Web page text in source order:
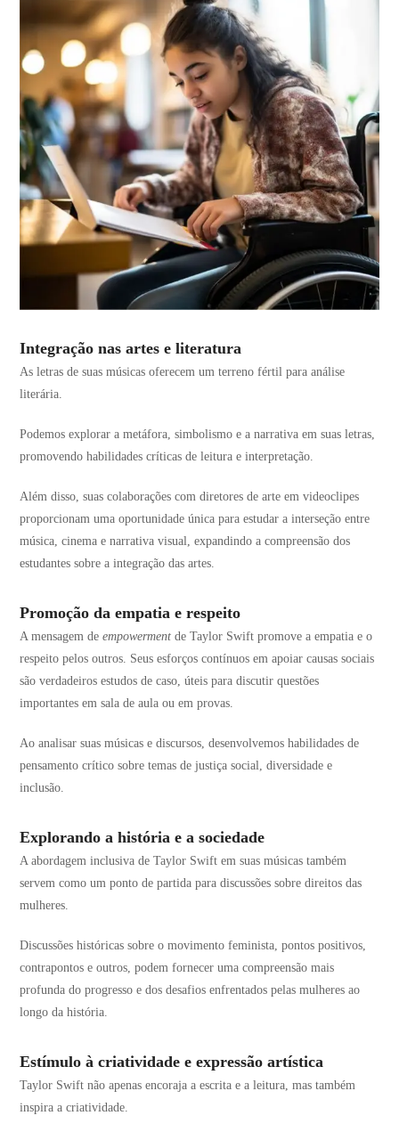
Integração nas artes e literatura
As letras de suas músicas oferecem um terreno fértil para análise
literária.
Podemos explorar a metáfora, simbolismo e a narrativa em suas letras,
promovendo habilidades críticas de leitura e interpretação.
Além disso, suas colaborações com diretores de arte em videoclipes
proporcionam uma oportunidade única para estudar a interseção entre
música, cinema e narrativa visual, expandindo a compreensão dos
estudantes sobre a integração das artes.
Promoção da empatia e respeito
A mensagem de empowerment de Taylor Swift promove a empatia e o
respeito pelos outros. Seus esforços contínuos em apoiar causas sociais
são verdadeiros estudos de caso, úteis para discutir questões
importantes em sala de aula ou em provas.
Ao analisar suas músicas e discursos, desenvolvemos habilidades de
pensamento crítico sobre temas de justiça social, diversidade e
inclusão.
Explorando a história e a sociedade
A abordagem inclusiva de Taylor Swift em suas músicas também
servem como um ponto de partida para discussões sobre direitos das
mulheres.
Discussões históricas sobre o movimento feminista, pontos positivos,
contrapontos e outros, podem fornecer uma compreensão mais
profunda do progresso e dos desafios enfrentados pelas mulheres ao
longo da história.
Estímulo à criatividade e expressão artística
Taylor Swift não apenas encoraja a escrita e a leitura, mas também
inspira a criatividade.